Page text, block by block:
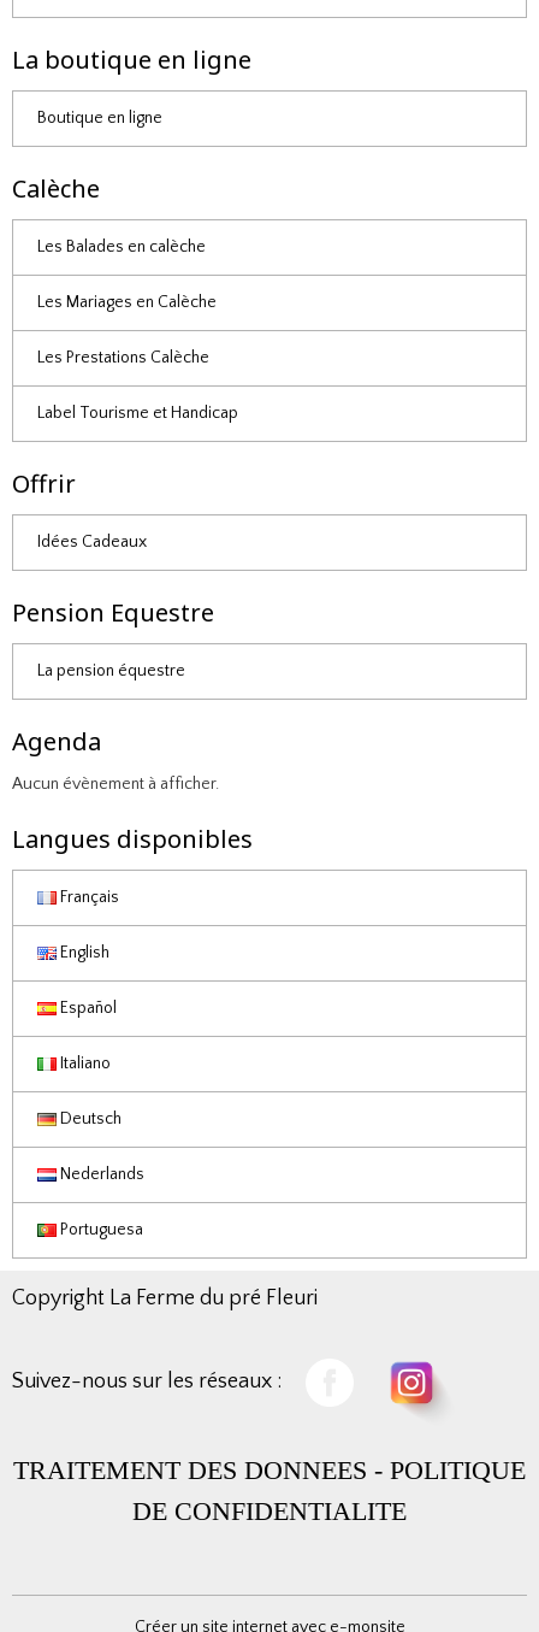
La boutique en ligne
Boutique en ligne
Calèche
Les Balades en calèche
Les Mariages en Calèche
Les Prestations Calèche
Label Tourisme et Handicap
Offrir
Idées Cadeaux
Pension Equestre
La pension équestre
Agenda
Aucun évènement à afficher.
Langues disponibles
Français
English
Español
Italiano
Deutsch
Nederlands
Portuguesa
Copyright La Ferme du pré Fleuri
Suivez-nous sur les réseaux :
TRAITEMENT DES DONNEES - POLITIQUE
DE CONFIDENTIALITE
Créer un site internet avec e-monsite